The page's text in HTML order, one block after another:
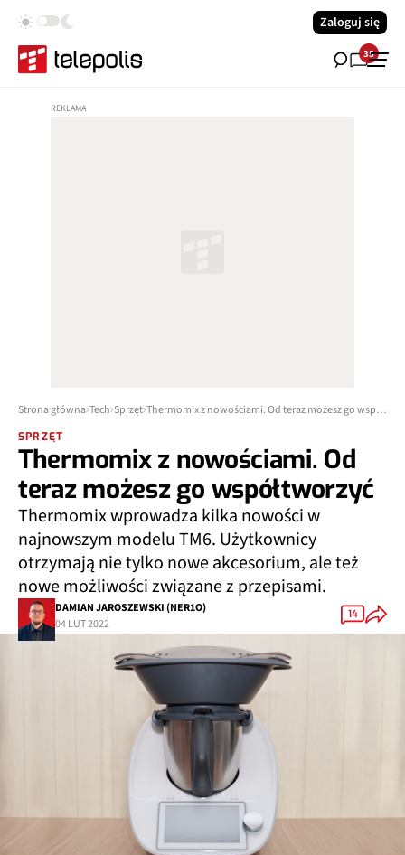
Zaloguj się
35
Strona główna Tech Sprzęt Thermomix z nowościami. Od teraz możesz go współtworzyć
SPRZĘT
Thermomix z nowościami. Od
teraz możesz go współtworzyć
Thermomix wprowadza kilka nowości w
najnowszym modelu TM6. Użytkownicy
otrzymają nie tylko nowe akcesorium, ale też
nowe możliwości związane z przepisami.
DAMIAN JAROSZEWSKI (NER1O)
04 LUT 2022
14